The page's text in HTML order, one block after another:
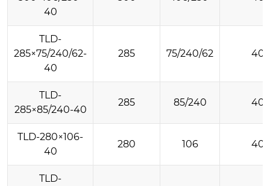
40
TLD-
285×75/240/62-
40
285 75/240/62 40
TLD-
285×85/240-40
285 85/240 40
TLD-280×106-
40
280 106 40
TLD-